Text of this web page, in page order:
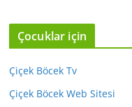
Çocuklar için
Çiçek Böcek Tv
Çiçek Böcek Web Sitesi